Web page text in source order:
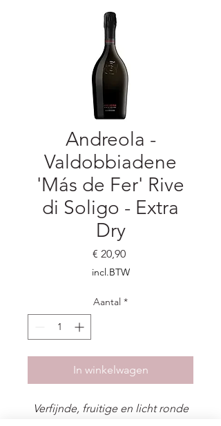
Andreola -
Valdobbiadene
'Más de Fer' Rive
di Soligo - Extra
Dry
€ 20,90Prijs
incl.BTW
Aantal *
In winkelwagen
Verfijnde, fruitige en licht ronde